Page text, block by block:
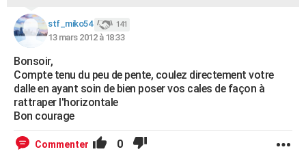
stf_miko54 141
13 mars 2012 à 18:33
Bonsoir,
Compte tenu du peu de pente, coulez directement votre
dalle en ayant soin de bien poser vos cales de façon à
rattraper l'horizontale
Bon courage
Commenter 0